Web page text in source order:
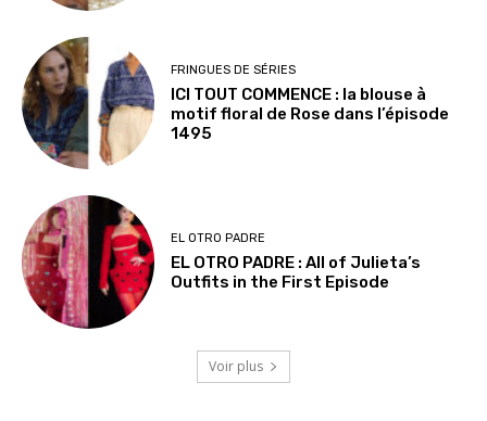
FRINGUES DE SÉRIES
ICI TOUT COMMENCE : la blouse à
motif floral de Rose dans l’épisode
1495
EL OTRO PADRE
EL OTRO PADRE : All of Julieta’s
Outfits in the First Episode
Voir plus